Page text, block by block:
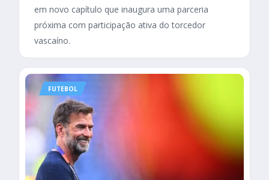
em novo capítulo que inaugura uma parceria
próxima com participação ativa do torcedor
vascaíno.
FUTEBOL